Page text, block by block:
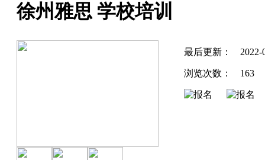
徐州雅思 学校培训
最后更新： 2022-
浏览次数： 163